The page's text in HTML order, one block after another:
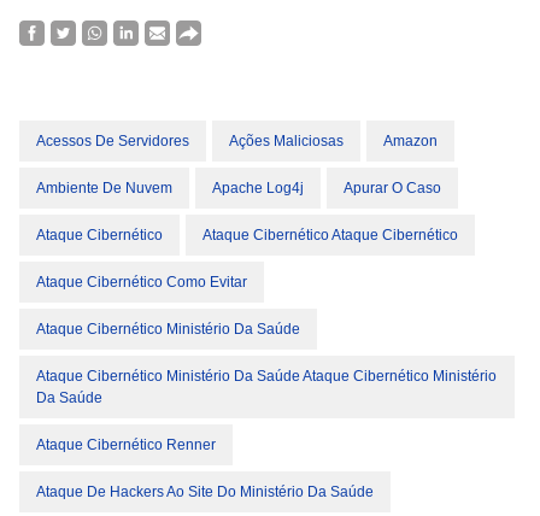
Acessos De Servidores Ações Maliciosas Amazon
Ambiente De Nuvem Apache Log4j Apurar O Caso
Ataque Cibernético Ataque Cibernético Ataque Cibernético
Ataque Cibernético Como Evitar
Ataque Cibernético Ministério Da Saúde
Ataque Cibernético Ministério Da Saúde Ataque Cibernético Ministério
Da Saúde
Ataque Cibernético Renner
Ataque De Hackers Ao Site Do Ministério Da Saúde